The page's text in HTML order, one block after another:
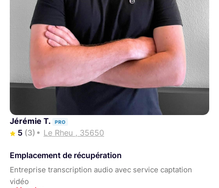
Jérémie T. PRO
5 (3) Le Rheu , 35650
Emplacement de récupération
Entreprise transcription audio avec service captation
vidéo